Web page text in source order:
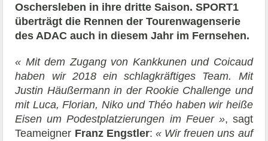
Oschersleben in ihre dritte Saison. SPORT1
überträgt die Rennen der Tourenwagenserie
des ADAC auch in diesem Jahr im Fernsehen.
« Mit dem Zugang von Kankkunen und Coicaud
haben wir 2018 ein schlagkräftiges Team. Mit
Justin Häußermann in der Rookie Challenge und
mit Luca, Florian, Niko und Théo haben wir heiße
Eisen um Podestplatzierungen im Feuer », sagt
Teameigner Franz Engstler: « Wir freuen uns auf